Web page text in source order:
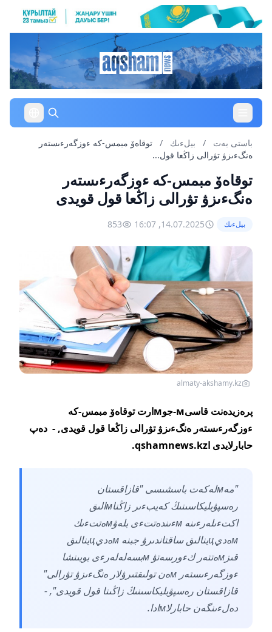
باستى بەت / بيلءىك /
توقاەۆ مبمس-كە ءوزگەرءىستەر
ەنگءىزۋ تۋرالى زاڭعا قول...
توقاەۆ مبمس-كە ءوزگەرءىستەر
ەنگءىزۋ تۋرالى زاڭعا قول قويدى
بيلءىك 14.07.2025, 16:07
853
almaty-akshamy.kz
پرەزيدەنت قاسىм-جوмارت توقاەۆ مبمس-كە
ءوزگەرءىستەر ەنگءىزۋ تۋرالى زاڭعا قول قويدى, - دەپ
حابارلايدى اqshamnews.kz.
"مەмلەكەت باسشىسى "قازاقستان
رەسپۋبليكاسىنىڭ كەيبءىر زاڭناмالىق
اكتءىلەرءىنە мءىندەتتءى بلەۋмەتتءىك
мەديцينالىق ساقتاندىرۋ جبنە мەديцينالىق
قىزмەتتەر كءورسەتۋ мبسەلەلەرءى بويىنشا
ءوزگەرءىستەر мەن تولىقتىرۋلار ەنگءىزۋ تۋرالى"
قازاقستان رەسپۋبليكاسىنىڭ زاڭىنا قول قويدى", -
دەلءىنگەن حابارلاмادا.